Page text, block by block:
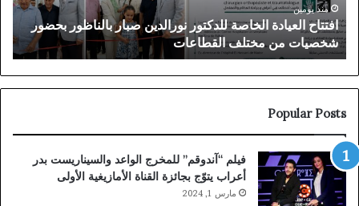
بحضور
شخصيات
من
مختلف
القطاعات
منذ يومين
افتتاح العيادة الخاصة للدكتور نورالدين صبار بالناظور بحضور
شخصيات من مختلف القطاعات
من
Popular Posts
فيلم “آندوقم” للمخرج الواعد والسيناريست بدر
أعراب يتوّج بجائزة القناة الأمازيغية الأولى
مارس 1, 2024